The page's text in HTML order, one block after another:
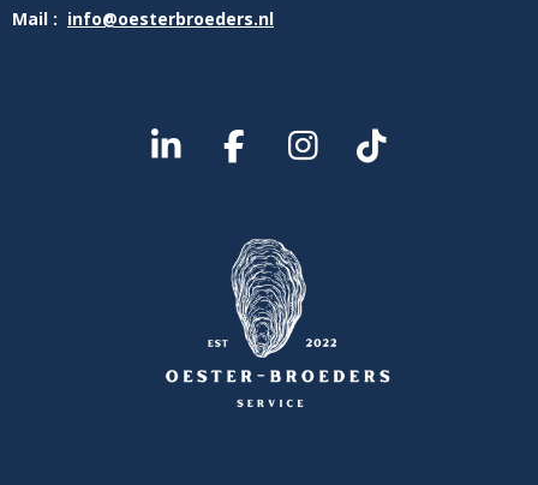
Mail : info@oesterbroeders.nl
L
N
F
E
B
O
O
K
I
A
G
R
A
T